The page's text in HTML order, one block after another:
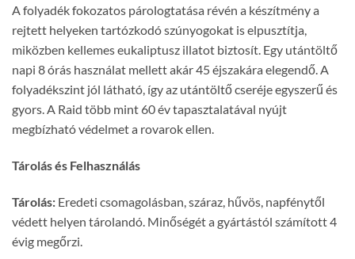
A folyadék fokozatos párologtatása révén a készítmény a
rejtett helyeken tartózkodó szúnyogokat is elpusztítja,
miközben kellemes eukaliptusz illatot biztosít. Egy utántöltő
napi 8 órás használat mellett akár 45 éjszakára elegendő. A
folyadékszint jól látható, így az utántöltő cseréje egyszerű és
gyors. A Raid több mint 60 év tapasztalatával nyújt
megbízható védelmet a rovarok ellen.
Tárolás és Felhasználás
Tárolás: Eredeti csomagolásban, száraz, hűvös, napfénytől
védett helyen tárolandó. Minőségét a gyártástól számított 4
évig megőrzi.